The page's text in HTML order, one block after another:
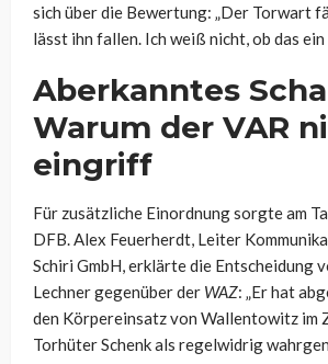
sich über die Bewertung: „Der Torwart
lässt ihn fallen. Ich weiß nicht, ob das ein
Aberkanntes
Warum der VAR
eingriff
Für zusätzliche Einordnung sorgte am
DFB. Alex Feuerherdt, Leiter
Schiri GmbH, erklärte die Entscheidung
Lechner gegenüber der WAZ: „Er hat
den Körpereinsatz von Wallentowitz im
Torhüter Schenk als regelwidrig